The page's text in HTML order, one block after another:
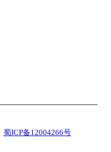
蜀ICP备12004266号